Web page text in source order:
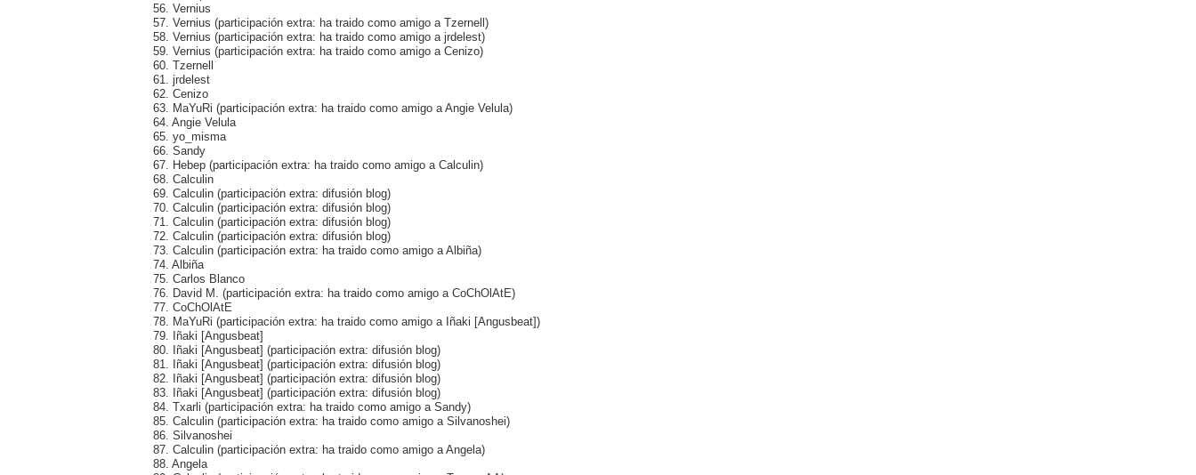
56. Vernius
57. Vernius (participación extra: ha traido como amigo a Tzernell)
58. Vernius (participación extra: ha traido como amigo a jrdelest)
59. Vernius (participación extra: ha traido como amigo a Cenizo)
60. Tzernell
61. jrdelest
62. Cenizo
63. MaYuRi (participación extra: ha traido como amigo a Angie Velula)
64. Angie Velula
65. yo_misma
66. Sandy
67. Hebep (participación extra: ha traido como amigo a Calculin)
68. Calculin
69. Calculin (participación extra: difusión blog)
70. Calculin (participación extra: difusión blog)
71. Calculin (participación extra: difusión blog)
72. Calculin (participación extra: difusión blog)
73. Calculin (participación extra: ha traido como amigo a Albiña)
74. Albiña
75. Carlos Blanco
76. David M. (participación extra: ha traido como amigo a CoChOlAtE)
77. CoChOlAtE
78. MaYuRi (participación extra: ha traido como amigo a Iñaki [Angusbeat])
79. Iñaki [Angusbeat]
80. Iñaki [Angusbeat] (participación extra: difusión blog)
81. Iñaki [Angusbeat] (participación extra: difusión blog)
82. Iñaki [Angusbeat] (participación extra: difusión blog)
83. Iñaki [Angusbeat] (participación extra: difusión blog)
84. Txarli (participación extra: ha traido como amigo a Sandy)
85. Calculin (participación extra: ha traido como amigo a Silvanoshei)
86. Silvanoshei
87. Calculin (participación extra: ha traido como amigo a Angela)
88. Angela